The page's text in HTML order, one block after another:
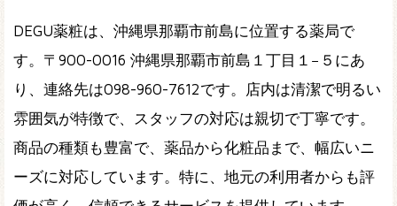
DEGU薬粧は、沖縄県那覇市前島に位置する薬局で
す。〒900-0016 沖縄県那覇市前島１丁目１−５にあ
り、連絡先は098-960-7612です。店内は清潔で明るい
雰囲気が特徴で、スタッフの対応は親切で丁寧です。
商品の種類も豊富で、薬品から化粧品まで、幅広いニ
ーズに対応しています。特に、地元の利用者からも評